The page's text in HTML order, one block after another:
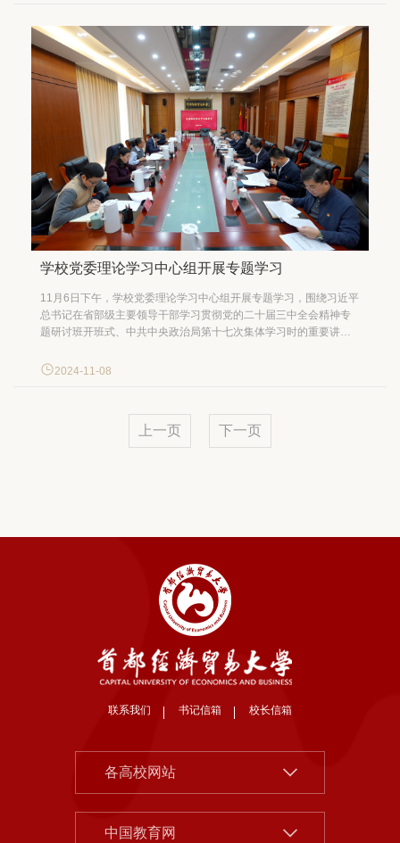
学校党委理论学习中心组开展专题学习
11月6日下午，学校党委理论学习中心组开展专题学习，围绕习近平
总书记在省部级主要领导干部学习贯彻党的二十届三中全会精神专
题研讨班开班式、中共中央政治局第十七次集体学习时的重要讲话
业》，《关于加快推动博士研究生教育高质量发展的意见》和《全
2024-11-08
上一页 下一页
各高校网站
北京大学
清华大学
中国人民大学
中国教育网
中国社会科学院
联系我们 书记信箱 校长信箱